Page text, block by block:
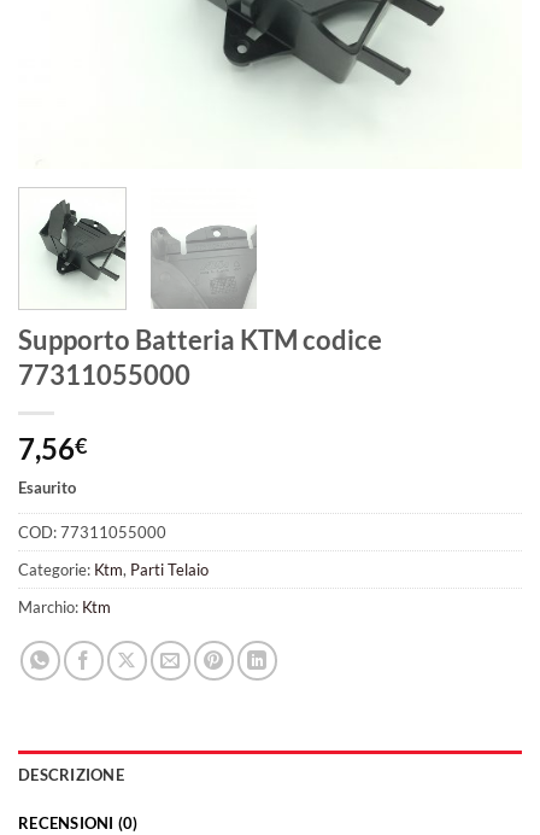
Supporto Batteria KTM codice
77311055000
7,56€
Esaurito
COD:77311055000
Categorie: Ktm, Parti Telaio
Marchio: Ktm
DESCRIZIONE
RECENSIONI (0)